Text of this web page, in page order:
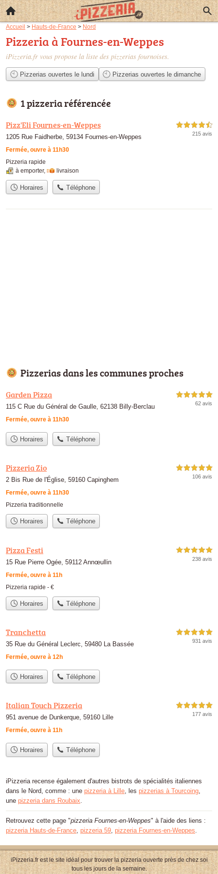
Accueil > Hauts-de-France > Nord
Pizzeria à Fournes-en-Weppes
iPizzeria.fr vous propose la liste des pizzerias fournoises.
Pizzerias ouvertes le lundi Pizzerias ouvertes le dimanche
1 pizzeria référencée
Pizz'Eli Fournes-en-Weppes
1205 Rue Faidherbe, 59134 Fournes-en-Weppes
Fermée, ouvre à 11h30
4,5 étoiles sur 5
215 avis
Pizzeria rapide
à emporter, livraison
Horaires Téléphone
Pizzerias dans les communes proches
Garden Pizza
115 C Rue du Général de Gaulle, 62138 Billy-Berclau
Fermée, ouvre à 11h30
5,0 étoiles sur 5
62 avis
Horaires Téléphone
Pizzeria Zio
2 Bis Rue de l'Église, 59160 Capinghem
Fermée, ouvre à 11h30
5,0 étoiles sur 5
106 avis
Pizzeria traditionnelle
Horaires Téléphone
Pizza Festi
15 Rue Pierre Ogée, 59112 Annœullin
Fermée, ouvre à 11h
5,0 étoiles sur 5
238 avis
Pizzeria rapide - €
Horaires Téléphone
Tranchetta
35 Rue du Général Leclerc, 59480 La Bassée
Fermée, ouvre à 12h
5,0 étoiles sur 5
931 avis
Horaires Téléphone
Italian Touch Pizzeria
951 avenue de Dunkerque, 59160 Lille
Fermée, ouvre à 11h
5,0 étoiles sur 5
177 avis
Horaires Téléphone
iPizzeria recense également d'autres bistrots de spécialités italiennes
dans le Nord, comme : une pizzeria à Lille , les pizzerias à Tourcoing
une pizzeria dans Roubaix
Retrouvez cette page "pizzeria Fournes-en-Weppes" à l'aide des liens :
pizzeria Hauts-de-France pizzeria 59 pizzeria Fournes-en-Weppes
iPizzeria.fr est le site idéal pour trouver la pizzeria ouverte près de chez soi
tous les jours de la semaine.